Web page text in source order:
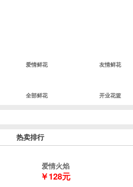
爱情鲜花 友情鲜花
全部鲜花 开业花篮
热卖排行
爱情火焰
￥128元